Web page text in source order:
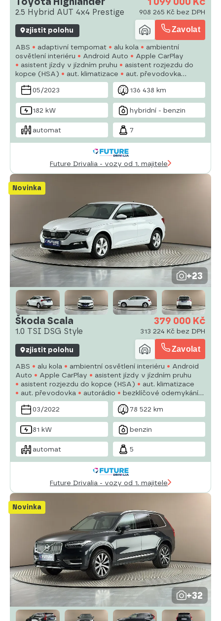
2.5 Hybrid AUT 4x4 Prestige 908 265 Kč bez DPH
zjistit polohu Zavolat
ABS adaptivní tempomat alu kola
ambientní
osvětlení interiéru
Android Auto
Apple CarPlay
asistent jízdy v jízdním pruhu
asistent rozjezdu do
kopce (HSA)
aut. klimatizace
aut. převodovka
autorádio
bezdrátová nabíječka mobilních telefonů
bezklíčové odemykání
bluetooth brzdový asistent
05/2023 136 438 km
182 kW hybridní - benzin
automat 7
Future Drivalia - vozy od 1. majitele
Novinka
+23
Škoda Scala
1.0 TSI DSG Style
379 000 Kč
313 224 Kč bez DPH
zjistit polohu Zavolat
ABS alu kola ambientní osvětlení interiéru
Android
Auto
Apple CarPlay
asistent jízdy v jízdním pruhu
asistent rozjezdu do kopce (HSA)
aut. klimatizace
aut. převodovka
autorádio
bezklíčové odemykání
bluetooth
brzdový asistent centrál dálkový
el.
okna03/2022 78 522 km
81 kW benzin
automat 5
Future Drivalia - vozy od 1. majitele
Novinka
+32